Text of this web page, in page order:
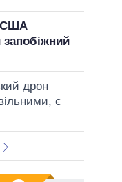
США
дрон
є